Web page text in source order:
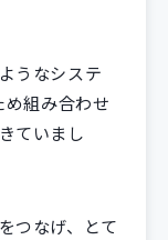
うなシステ
組み合わせ
ていまし
つなげ、とて